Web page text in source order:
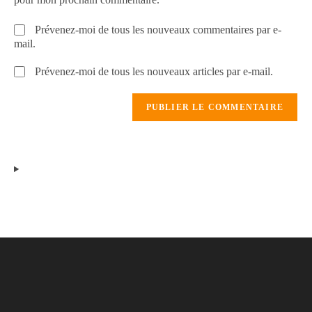
Prévenez-moi de tous les nouveaux commentaires par e-
mail.
Prévenez-moi de tous les nouveaux articles par e-mail.